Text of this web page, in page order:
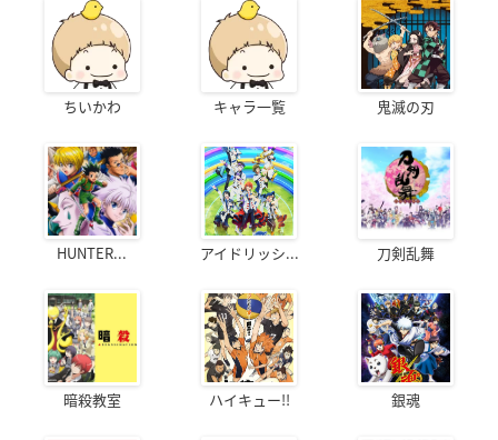
ちいかわ キャラ一覧 鬼滅の刃
HUNTER... アイドリッシ... 刀剣乱舞
暗殺教室 ハイキュー!! 銀魂